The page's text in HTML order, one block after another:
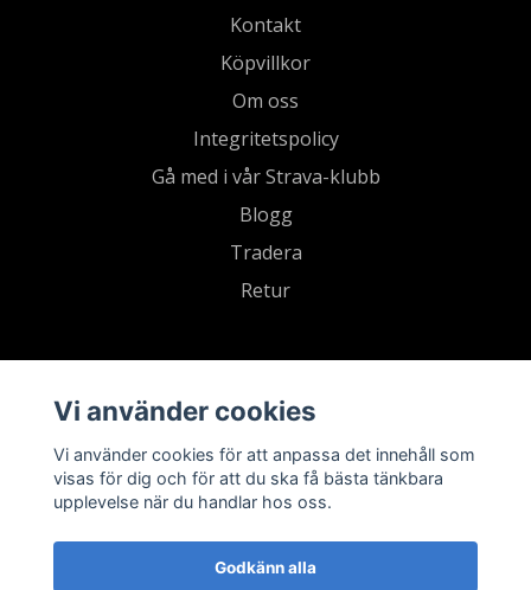
Kontakt
Köpvillkor
Om oss
Integritetspolicy
Gå med i vår Strava-klubb
Blogg
Tradera
Retur
Vi använder cookies
Vi använder cookies för att anpassa det innehåll som
visas för dig och för att du ska få bästa tänkbara
upplevelse när du handlar hos oss.
Godkänn alla